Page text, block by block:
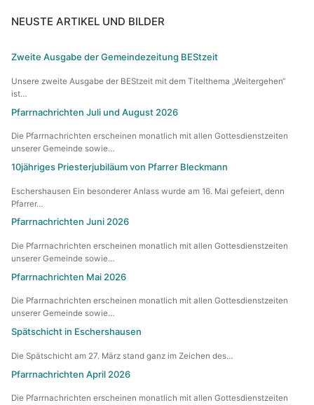
NEUSTE ARTIKEL UND BILDER
Zweite Ausgabe der Gemeindezeitung BEStzeit
Unsere zweite Ausgabe der BEStzeit mit dem Titelthema „Weitergehen“
ist…
Pfarrnachrichten Juli und August 2026
Die Pfarrnachrichten erscheinen monatlich mit allen Gottesdienstzeiten
unserer Gemeinde sowie…
10jähriges Priesterjubiläum von Pfarrer Bleckmann
Eschershausen Ein besonderer Anlass wurde am 16. Mai gefeiert, denn
Pfarrer…
Pfarrnachrichten Juni 2026
Die Pfarrnachrichten erscheinen monatlich mit allen Gottesdienstzeiten
unserer Gemeinde sowie…
Pfarrnachrichten Mai 2026
Die Pfarrnachrichten erscheinen monatlich mit allen Gottesdienstzeiten
unserer Gemeinde sowie…
Spätschicht in Eschershausen
Die Spätschicht am 27. März stand ganz im Zeichen des…
Pfarrnachrichten April 2026
Die Pfarrnachrichten erscheinen monatlich mit allen Gottesdienstzeiten